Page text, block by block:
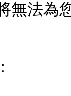
無法為